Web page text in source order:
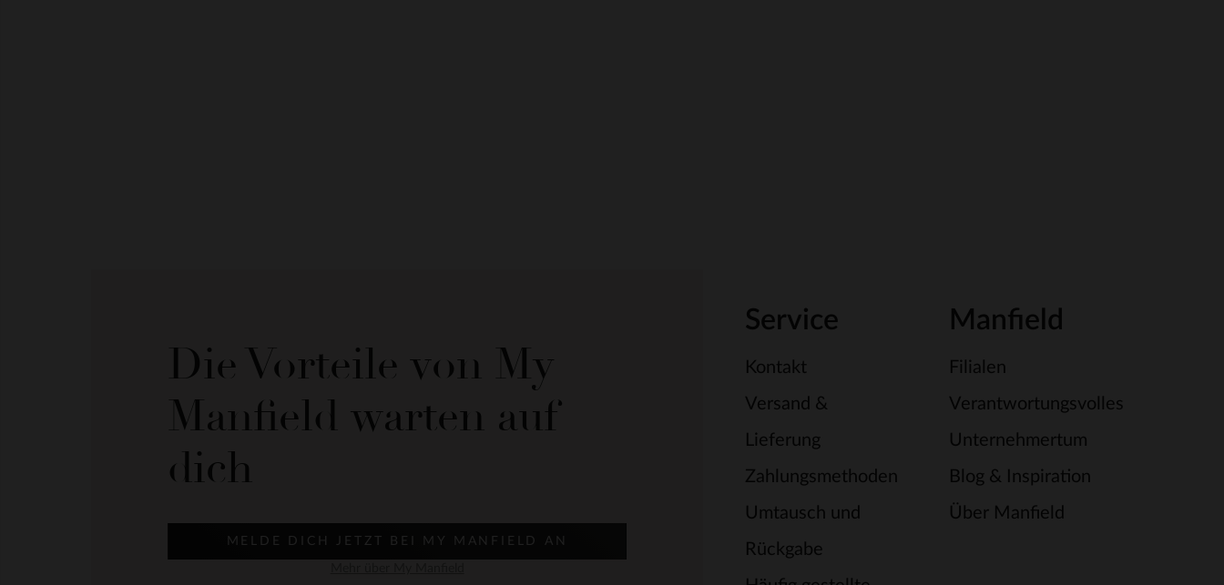
Die Vorteile von My
Manfield warten auf
dich
MELDE DICH JETZT BEI MY MANFIELD AN
Service
Kontakt
Versand &
Lieferung
Zahlungsmethoden
Umtausch und
Rückgabe
Manfield
Filialen
Verantwortungsvolles
Unternehmertum
Blog & Inspiration
Über Manfield